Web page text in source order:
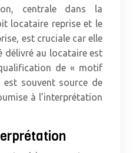
centrale dans la
locataire reprise et le
est cruciale car elle
délivré au locataire est
de « motif
est souvent source de
à l’interprétation